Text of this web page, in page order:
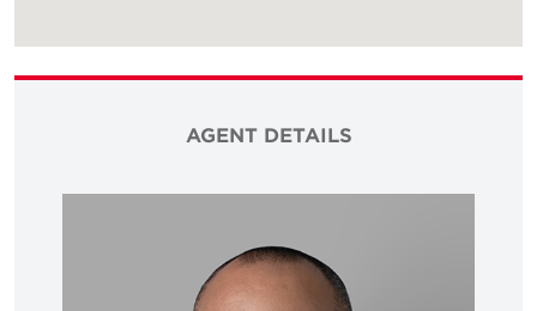
AGENT DETAILS